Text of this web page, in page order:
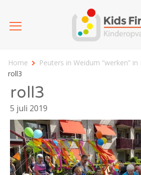
Home
Peuters in Weidum “werken”
roll3
roll3
5 juli 2019